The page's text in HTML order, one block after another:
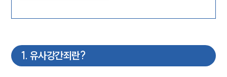
1. 유사강간죄란?